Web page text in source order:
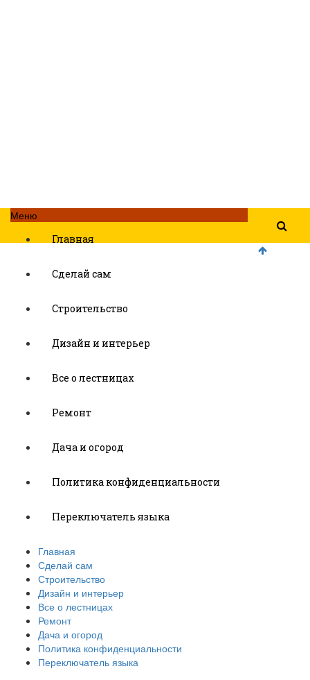
Меню
Главная
Сделай сам
Строительство
Дизайн и интерьер
Все о лестницах
Ремонт
Дача и огород
Политика конфиденциальности
Переключатель языка
Главная
Сделай сам
Строительство
Дизайн и интерьер
Все о лестницах
Ремонт
Дача и огород
Политика конфиденциальности
Переключатель языка